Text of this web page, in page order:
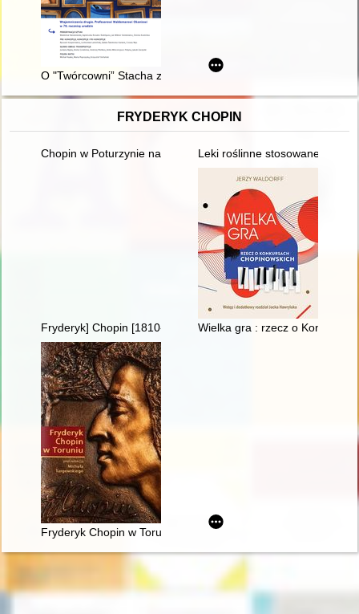
O "Twórcowni” Stacha z Warty Szukalskiego po raz czwarty (i
FRYDERYK CHOPIN
Chopin w Poturzynie na Ziemi ZamojskiejLeki roślinne stosowane w
Fryderyk] Chopin [1810-1849] i George Sand [1804-1876]
Wielka gra : rzecz o
Fryderyk Chopin w Toruniu